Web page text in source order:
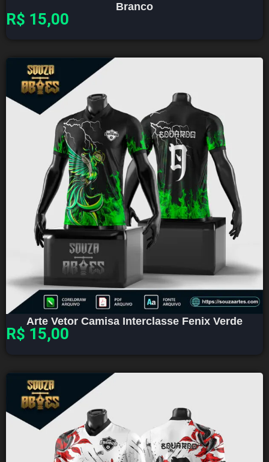
Branco
R$ 15,00
Arte Vetor Camisa Interclasse Fenix Verde
R$ 15,00